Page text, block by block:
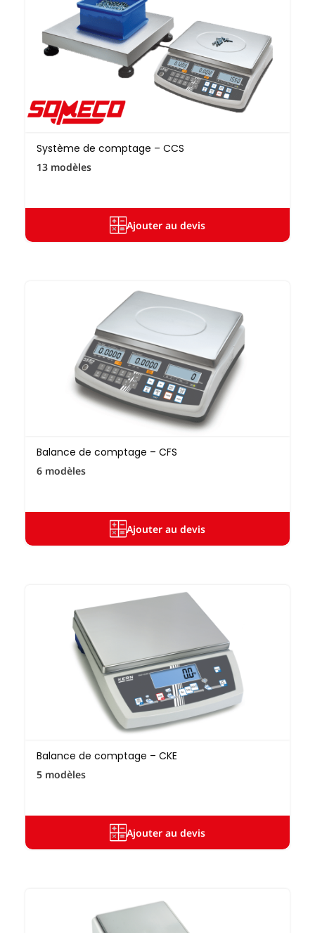
Système de comptage – CCS
13 modèles
Ajouter au devis
Balance de comptage – CFS
6 modèles
Ajouter au devis
Balance de comptage – CKE
5 modèles
Ajouter au devis